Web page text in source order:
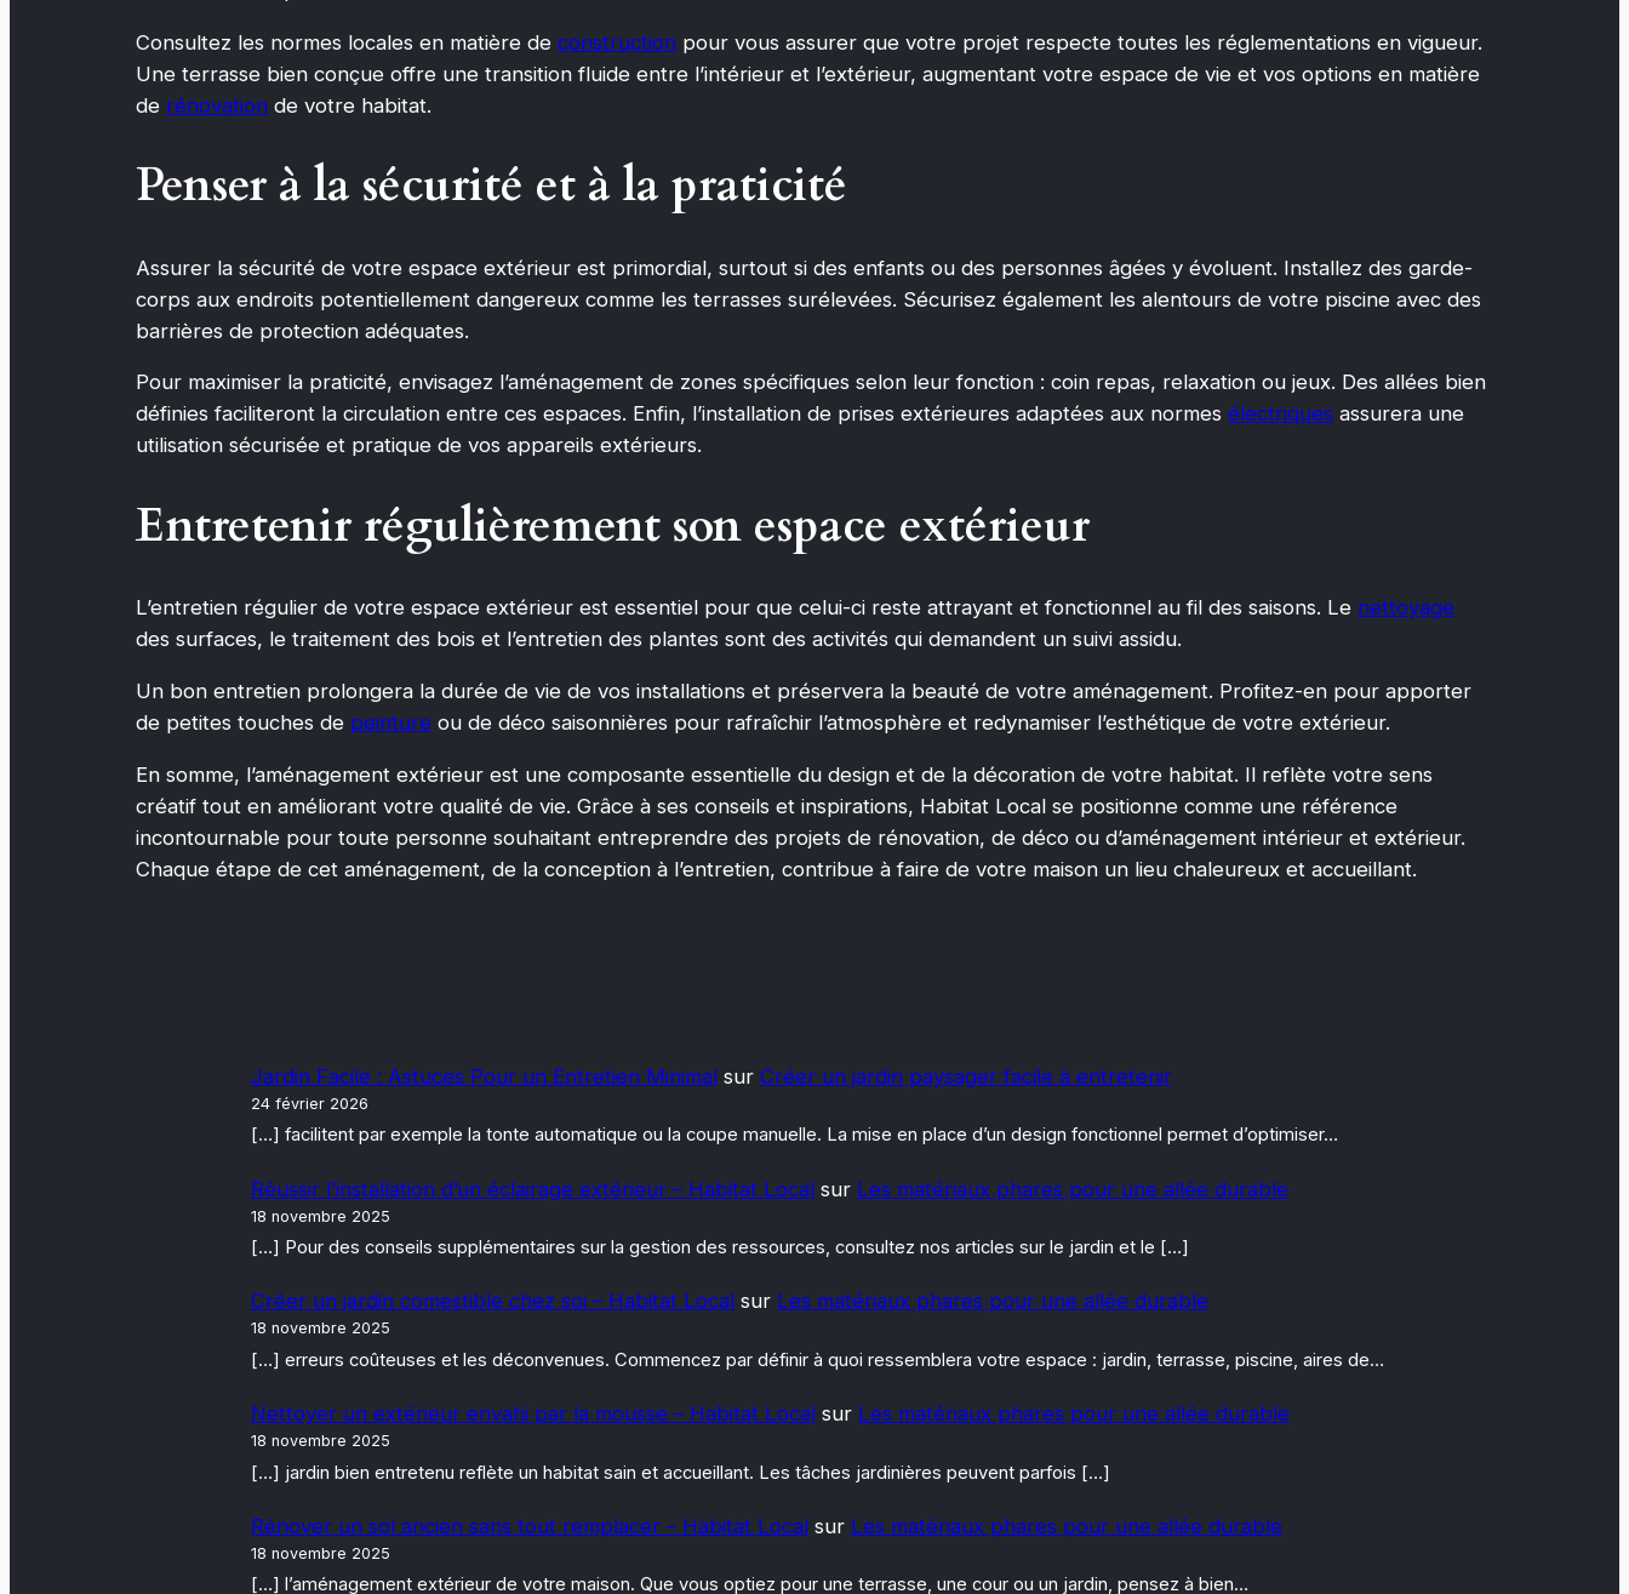
Consultez les normes locales en matière de construction pour vous assurer que votre projet respecte toutes les réglementations en vigueur.
Une terrasse bien conçue offre une transition fluide entre l’intérieur et l’extérieur, augmentant votre espace de vie et vos options en matière
de rénovation de votre habitat.
Penser à la sécurité et à la praticité
Assurer la sécurité de votre espace extérieur est primordial, surtout si des enfants ou des personnes âgées y évoluent. Installez des garde-
corps aux endroits potentiellement dangereux comme les terrasses surélevées. Sécurisez également les alentours de votre piscine avec des
barrières de protection adéquates.
Pour maximiser la praticité, envisagez l’aménagement de zones spécifiques selon leur fonction : coin repas, relaxation ou jeux. Des allées bien
définies faciliteront la circulation entre ces espaces. Enfin, l’installation de prises extérieures adaptées aux normes électriques assurera une
utilisation sécurisée et pratique de vos appareils extérieurs.
Entretenir régulièrement son espace extérieur
L’entretien régulier de votre espace extérieur est essentiel pour que celui-ci reste attrayant et fonctionnel au fil des saisons. Le nettoyage
des surfaces, le traitement des bois et l’entretien des plantes sont des activités qui demandent un suivi assidu.
Un bon entretien prolongera la durée de vie de vos installations et préservera la beauté de votre aménagement. Profitez-en pour apporter
de petites touches de peinture ou de déco saisonnières pour rafraîchir l’atmosphère et redynamiser l’esthétique de votre extérieur.
En somme, l’aménagement extérieur est une composante essentielle du design et de la décoration de votre habitat. Il reflète votre sens
créatif tout en améliorant votre qualité de vie. Grâce à ses conseils et inspirations, Habitat Local se positionne comme une référence
incontournable pour toute personne souhaitant entreprendre des projets de rénovation, de déco ou d’aménagement intérieur et extérieur.
Chaque étape de cet aménagement, de la conception à l’entretien, contribue à faire de votre maison un lieu chaleureux et accueillant.
Jardin Facile : Astuces Pour un Entretien Minimalsur Créer un jardin paysager facile à entretenir
24 février 2026
[…] facilitent par exemple la tonte automatique ou la coupe manuelle. La mise en place d’un design fonctionnel permet d’optimiser…
Réussir l’installation d’un éclairage extérieur – Habitat Localsur Les matériaux phares pour une allée durable
18 novembre 2025
[…] Pour des conseils supplémentaires sur la gestion des ressources, consultez nos articles sur le jardin et le […]
Créer un jardin comestible chez soi – Habitat Localsur Les matériaux phares pour une allée durable
18 novembre 2025
[…] erreurs coûteuses et les déconvenues. Commencez par définir à quoi ressemblera votre espace : jardin, terrasse, piscine, aires de…
Nettoyer un extérieur envahi par la mousse – Habitat Localsur Les matériaux phares pour une allée durable
18 novembre 2025
[…] jardin bien entretenu reflète un habitat sain et accueillant. Les tâches jardinières peuvent parfois […]
Rénover un sol ancien sans tout remplacer – Habitat Localsur Les matériaux phares pour une allée durable
18 novembre 2025
[…] l’aménagement extérieur de votre maison. Que vous optiez pour une terrasse, une cour ou un jardin, pensez à bien…